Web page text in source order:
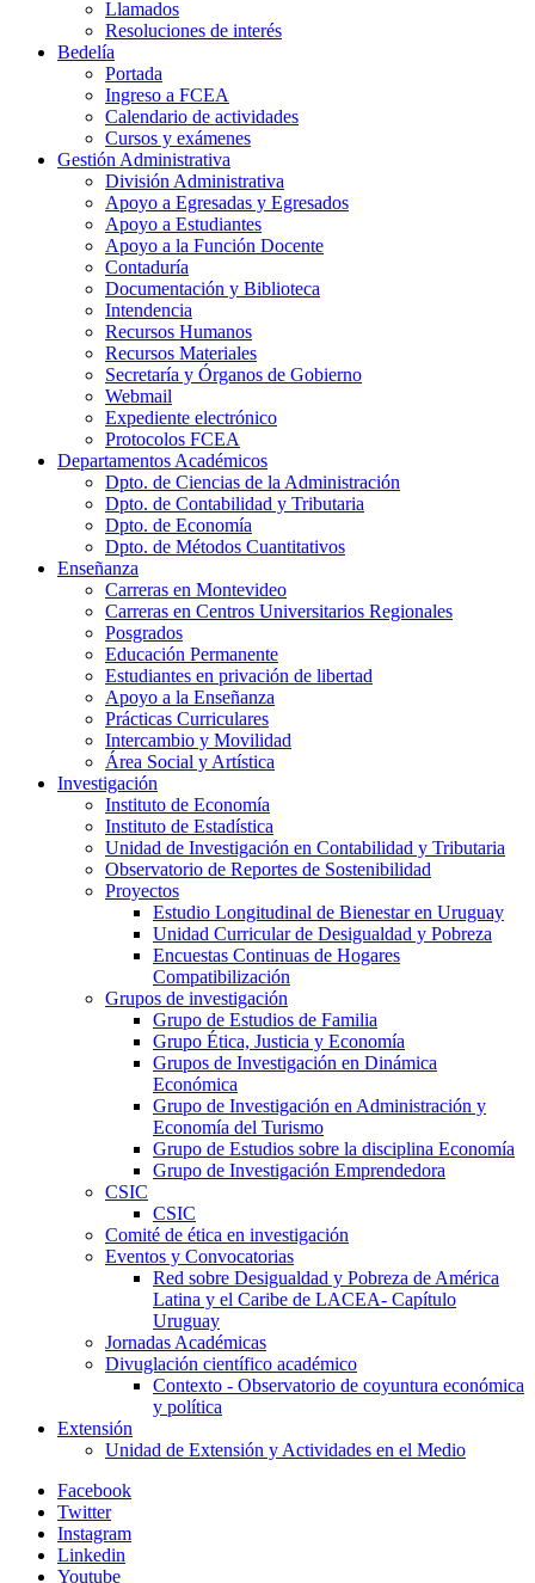
Llamados
Resoluciones de interés
Bedelía
Portada
Ingreso a FCEA
Calendario de actividades
Cursos y exámenes
Gestión Administrativa
División Administrativa
Apoyo a Egresadas y Egresados
Apoyo a Estudiantes
Apoyo a la Función Docente
Contaduría
Documentación y Biblioteca
Intendencia
Recursos Humanos
Recursos Materiales
Secretaría y Órganos de Gobierno
Webmail
Expediente electrónico
Protocolos FCEA
Departamentos Académicos
Dpto. de Ciencias de la Administración
Dpto. de Contabilidad y Tributaria
Dpto. de Economía
Dpto. de Métodos Cuantitativos
Enseñanza
Carreras en Montevideo
Carreras en Centros Universitarios Regionales
Posgrados
Educación Permanente
Estudiantes en privación de libertad
Apoyo a la Enseñanza
Prácticas Curriculares
Intercambio y Movilidad
Área Social y Artística
Investigación
Instituto de Economía
Instituto de Estadística
Unidad de Investigación en Contabilidad y Tributaria
Observatorio de Reportes de Sostenibilidad
Proyectos
Estudio Longitudinal de Bienestar en Uruguay
Unidad Curricular de Desigualdad y Pobreza
Encuestas Continuas de Hogares
Compatibilización
Grupos de investigación
Grupo de Estudios de Familia
Grupo Ética, Justicia y Economía
Grupos de Investigación en Dinámica
Económica
Grupo de Investigación en Administración y
Economía del Turismo
Grupo de Estudios sobre la disciplina Economía
Grupo de Investigación Emprendedora
CSIC
CSIC
Comité de ética en investigación
Eventos y Convocatorias
Red sobre Desigualdad y Pobreza de América
Latina y el Caribe de LACEA- Capítulo
Uruguay
Jornadas Académicas
Divuglación científico académico
Contexto - Observatorio de coyuntura económica
y política
Extensión
Unidad de Extensión y Actividades en el Medio
Facebook
Twitter
Instagram
Linkedin
Youtube